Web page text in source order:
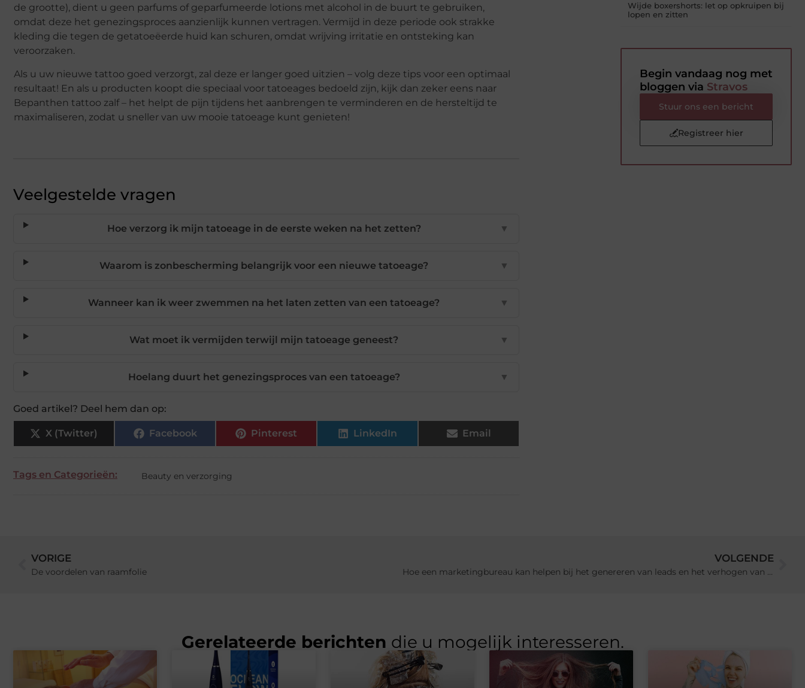
de grootte), dient u geen parfums of geparfumeerde lotions met alcohol in de buurt te gebruiken,
omdat deze het genezingsproces aanzienlijk kunnen vertragen. Vermijd in deze periode ook strakke
kleding die tegen de getatoeëerde huid kan schuren, omdat wrijving irritatie en ontsteking kan
veroorzaken.
Als u uw nieuwe tattoo goed verzorgt, zal deze er langer goed uitzien – volg deze tips voor een optimaal
resultaat! En als u producten koopt die speciaal voor tatoeages bedoeld zijn, kijk dan zeker eens naar
Bepanthen tattoo zalf – het helpt de pijn tijdens het aanbrengen te verminderen en de hersteltijd te
maximaliseren, zodat u sneller van uw mooie tatoeage kunt genieten!
Veelgestelde vragen
Hoe verzorg ik mijn tatoeage in de eerste weken na het zetten? ▼
Waarom is zonbescherming belangrijk voor een nieuwe tatoeage? ▼
Wanneer kan ik weer zwemmen na het laten zetten van een tatoeage? ▼
Wat moet ik vermijden terwijl mijn tatoeage geneest? ▼
Hoelang duurt het genezingsproces van een tatoeage? ▼
Goed artikel? Deel hem dan op:
X (Twitter) Facebook Pinterest LinkedIn Email
Tags en Categorieën: Beauty en verzorging
Wijde boxershorts: let op opkruipen bij
lopen en zitten
Begin vandaag nog met
bloggen via Stravos
Stuur ons een bericht
Registreer hier
VORIGE
De voordelen van raamfolie
VOLGENDE
Hoe een marketingbureau kan helpen bij het genereren van leads en het verhogen van conversies
Gerelateerde berichten die u mogelijk interesseren.